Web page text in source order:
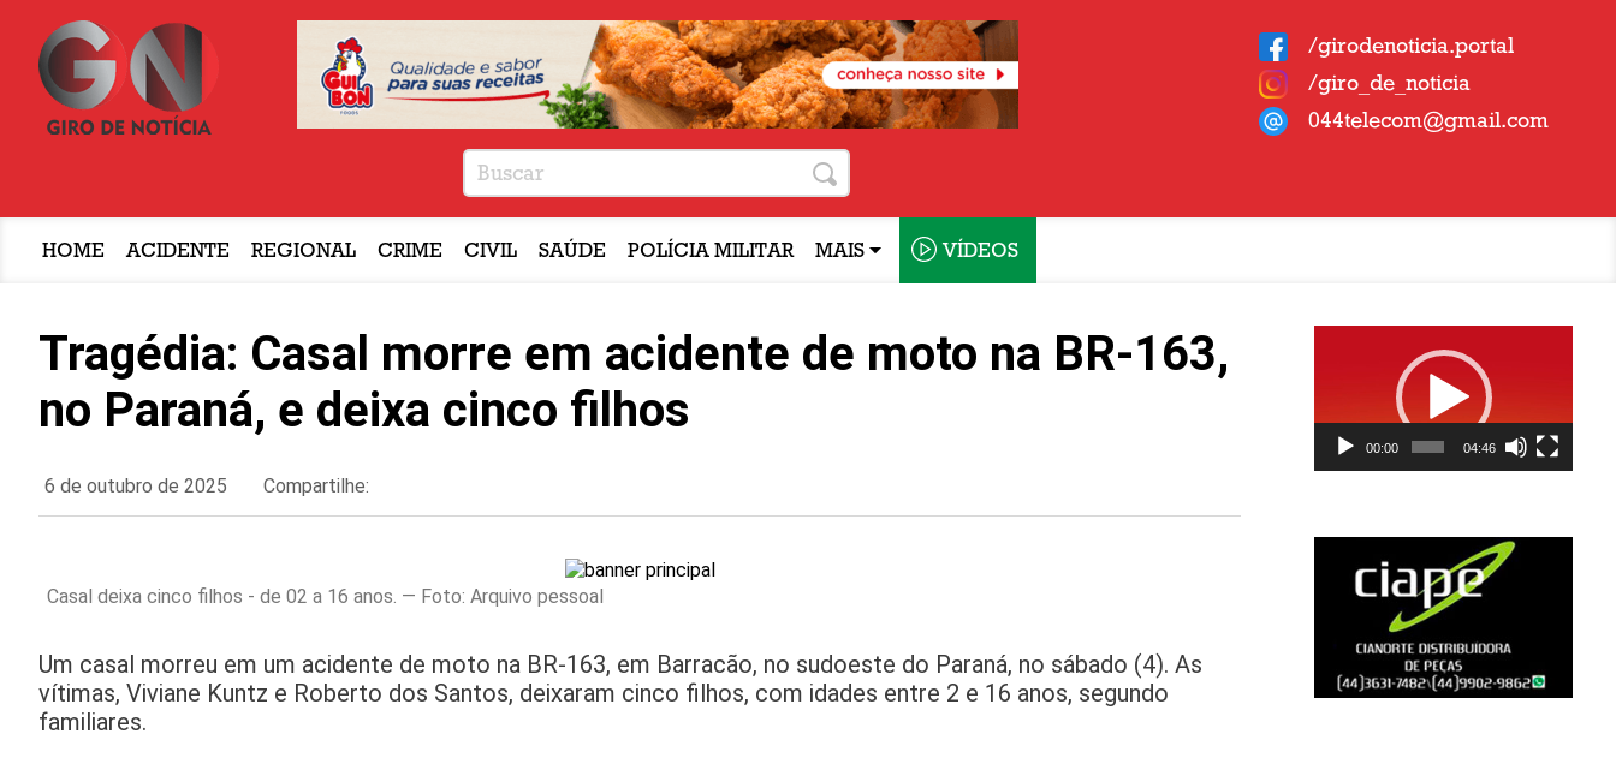
/girodenoticia.portal
/giro_de_noticia
044telecom@gmail.com
HOME ACIDENTE REGIONAL CRIME CIVIL SAÚDE POLÍCIA MILITAR MAIS VÍDEOS
Tragédia: Casal morre em acidente de moto na BR-163,
no Paraná, e deixa cinco filhos
6 de outubro de 2025 Compartilhe:
Casal deixa cinco filhos - de 02 a 16 anos. — Foto: Arquivo pessoal
Um casal morreu em um acidente de moto na BR-163, em Barracão, no sudoeste do Paraná, no sábado (4). As
vítimas, Viviane Kuntz e Roberto dos Santos, deixaram cinco filhos, com idades entre 2 e 16 anos, segundo
familiares.
00:00 04:46